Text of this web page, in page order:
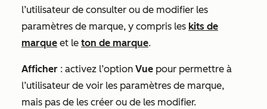
l’utilisateur de consulter ou de modifier les
paramètres de marque, y compris les kits de
marque et le ton de marque.
Afficher : activez l’option Vue pour permettre à
l’utilisateur de voir les paramètres de marque,
mais pas de les créer ou de les modifier.